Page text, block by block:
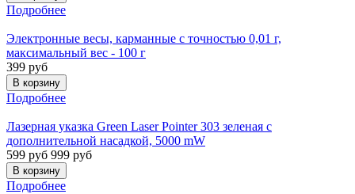
Подробнее
Электронные весы, карманные с точностью 0,01 г,
максимальный вес - 100 г
399 руб
Подробнее
Лазерная указка Green Laser Pointer 303 зеленая с
дополнительной насадкой, 5000 mW
599 руб 999 руб
Подробнее